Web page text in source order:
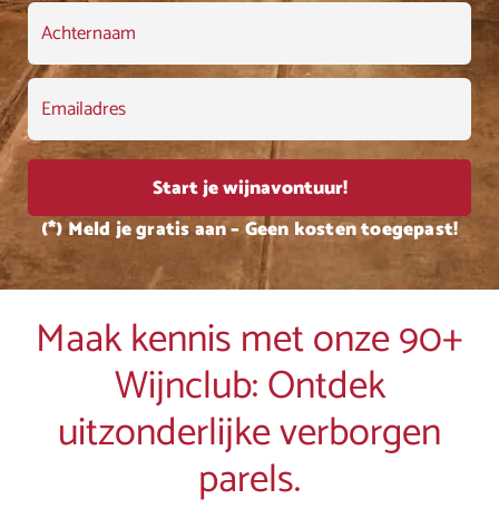
(*) Meld je gratis aan – Geen kosten toegepast!
Maak kennis met onze 90+
Wijnclub: Ontdek
uitzonderlijke verborgen
parels.